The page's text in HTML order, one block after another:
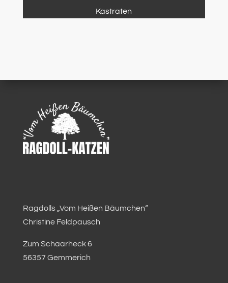
Kastraten
Ragdolls „Vom Heißen Bäumchen“
Christine Feldpausch
Zum Schaarheck 6
56357 Gemmerich